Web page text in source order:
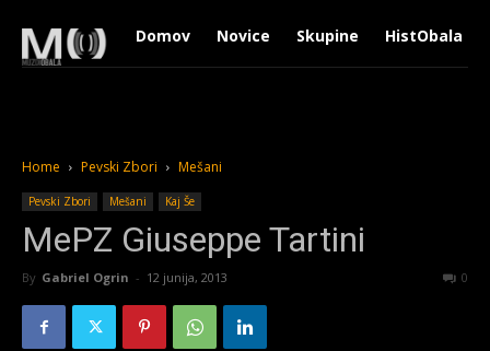
Domov Novice Skupine HistObala
Home Pevski Zbori Mešani
Pevski Zbori Mešani Kaj Še
MePZ Giuseppe Tartini
By Gabriel Ogrin - 12 junija, 2013 0